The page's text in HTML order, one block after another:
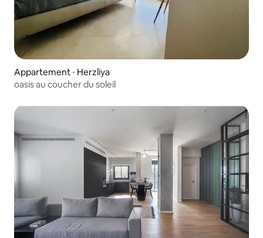
Appartement ⋅ Herzliya
oasis au coucher du soleil